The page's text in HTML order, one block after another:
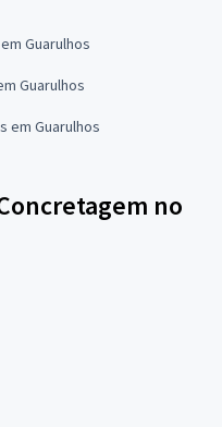
Guarulhos
Guarulhos
em Guarulhos
no